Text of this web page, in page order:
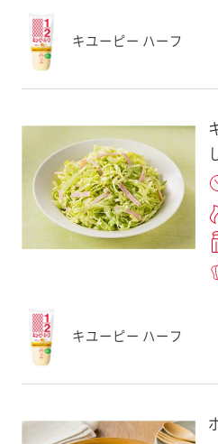
キユーピー ハーフ
キユーピー ハーフ